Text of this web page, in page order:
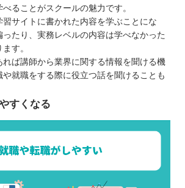
ることがスクールの魅力です。
サイトに書かれた内容を学ぶことにな
ったり、実務レベルの内容は学べなかった
す。
れば講師から業界に関する情報を聞ける機
就職をする際に役立つ話を聞けることも
すくなる